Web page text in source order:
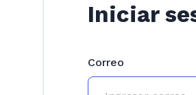
Iniciar
Correo